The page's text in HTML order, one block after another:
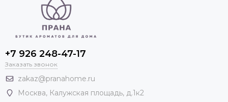
+7 926 248-47-17
Заказать звонок
zakaz@pranahome.ru
Москва, Калужская площадь, д.1к2